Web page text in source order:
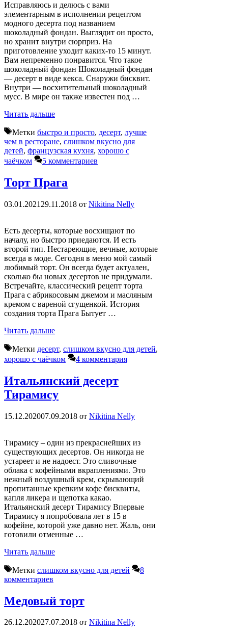
Исправляюсь и делюсь с вами
элементарным в исполнении рецептом
модного десерта под названием
шоколадный фондан. Выглядит он просто,
но хранит внутри сюрприз. На
приготовление уходит каких-то 15 минут.
Вам непременно понравится. Что такое
шоколадный фондан Шоколадный фондан
— десерт в виде кекса. Снаружи бисквит.
Внутри — восхитительный шоколадный
мусс. В мире он также известен под …
Читать дальше
Метки быстро и просто, десерт, лучше
чем в ресторане, слишком вкусно для
детей, французская кухня, хорошо с
чаёчком
5 комментариев
Торт Прага
03.01.2021 29.11.2018 от Nikitina Nelly
Есть десерты, которые восхищают по
началу, но быстро приедаются. И есть
второй тип. Нестареющие, вечные, которые
всегда в моде. Сегодня в меню мой самый
любимый торт. Он всегда будет актуален,
сколько бы новых десертов не придумали.
Встречайте, классический рецепт торта
Прага с абрикосовым джемом и масляным
кремом с вареной сгущенкой. История
создания торта Прага Бытует …
Читать дальше
Метки десерт, слишком вкусно для детей,
хорошо с чаёчком
4 комментария
Итальянский десерт
Тирамису
15.12.202007.09.2018 от Nikitina Nelly
Тирамису – один из прекраснейших из
существующих десертов. Он никогда не
устареет и не надоест. Это сливочные
облака с кофейными вкраплениями. Это
нежный воздушный крем, скрывающий
пропитанные крепким кофе бисквиты,
капля ликера и щепотка какао.
Итальянский десерт Тирамису Впервые
Тирамису я попробовала лет в 15 в
кофейне, которой уже давно нет. Жаль, они
готовили отменные …
Читать дальше
Метки слишком вкусно для детей
8
комментариев
Медовый торт
26.12.202027.07.2018 от Nikitina Nelly